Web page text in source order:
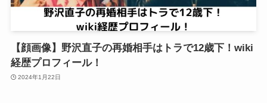
【顔画像】野沢直子の再婚相手はトラで12歳下！wiki
経歴プロフィール！
2024年1月22日